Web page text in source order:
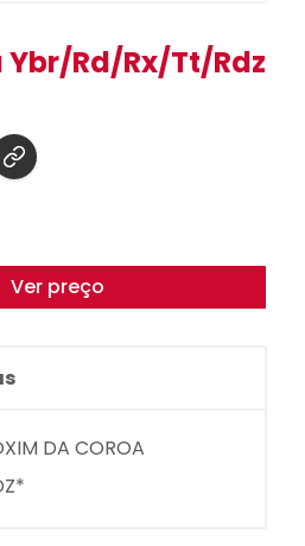
Rd/Rx/Tt/Rdz
Ver preço
DA COROA